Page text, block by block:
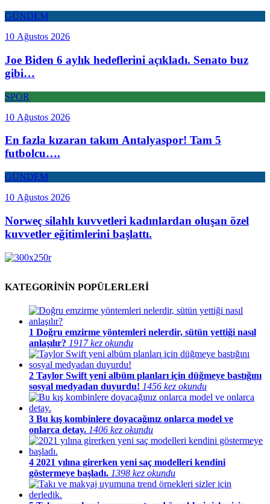
GÜNDEM
10 Ağustos 2026
Joe Biden 6 aylık hedeflerini açıkladı. Senato buz
gibi…
SPOR
10 Ağustos 2026
En fazla kızaran takım Antalyaspor! Tam 5
futbolcu….
GÜNDEM
10 Ağustos 2026
Norweç silahlı kuvvetleri kadınlardan oluşan özel
kuvvetler eğitimlerini başlattı.
KATEGORİNİN POPÜLERLERİ
1 Doğru emzirme yöntemleri nelerdir, sütün yettiği nasıl
anlaşılır? 1917 kez okundu
2 Taylor Swift yeni albüm planları için düğmeye bastığını
sosyal medyadan duyurdu! 1456 kez okundu
3 Bu kış kombinlere doyacağınız onlarca model ve
onlarca detay. 1406 kez okundu
4 2021 yılına girerken yeni saç modelleri kendini
göstermeye başladı. 1398 kez okundu